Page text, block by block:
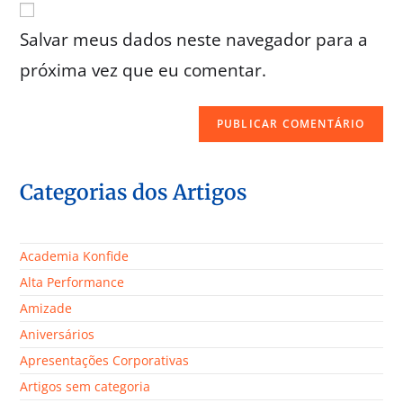
Salvar meus dados neste navegador para a
próxima vez que eu comentar.
Categorias dos Artigos
Academia Konfide
Alta Performance
Amizade
Aniversários
Apresentações Corporativas
Artigos sem categoria